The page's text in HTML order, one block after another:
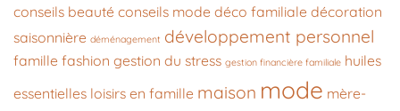
conseils beauté conseils mode déco familiale décoration
saisonnière déménagement développement personnel
famille fashion gestion du stress gestion financière familiale huiles
essentielles loisirs en famille maison mode mère-